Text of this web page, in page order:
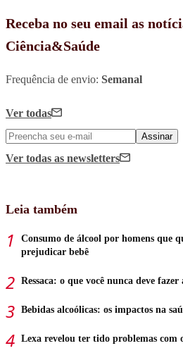
Receba no seu email as
Ciência&Saúde
Frequência de envio: Semanal
Ver todas
Assinar
Ver todas as newsletters
Leia também
Consumo de álcool por homens que
prejudicar bebê
Ressaca: o que você nunca deve
Bebidas alcoólicas: os impactos na
Lexa revelou ter tido problemas com